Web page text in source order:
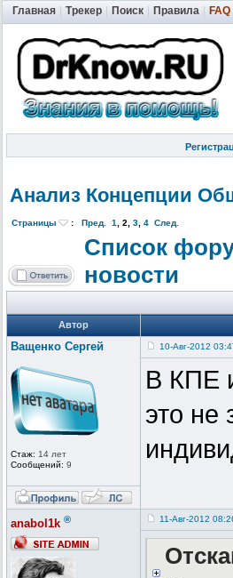
Главная Трекер Поиск Правила FAQ
Анализ Концепции
Страницы : Пред. 1, 2, 3, 4 След.
Список
новости
Автор
Ващенко Сергей
Стаж: 14 лет
Сообщений: 9
10-Авг-2012
В КПЕ
это не
anabol1k ® 11-Авг-2012